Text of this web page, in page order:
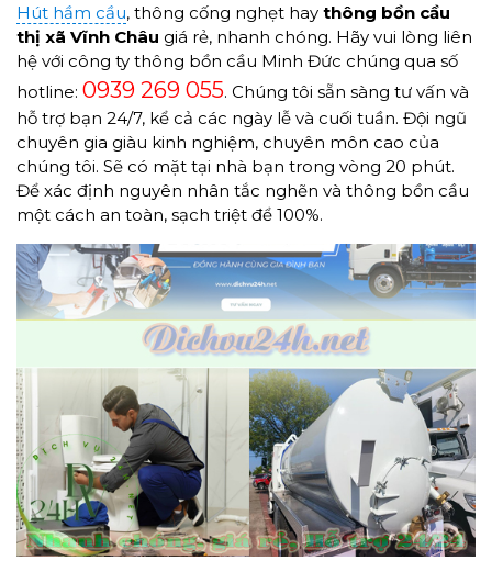
Hút hầm cầu, thông cống nghẹt hay thông bồn cầu
thị xã Vĩnh Châu giá rẻ, nhanh chóng. Hãy vui lòng liên
hệ với công ty thông bồn cầu Minh Đức chúng qua số
hotline: 0939 269 055. Chúng tôi sẵn sàng tư vấn và
hỗ trợ bạn 24/7, kể cả các ngày lễ và cuối tuần. Đội ngũ
chuyên gia giàu kinh nghiệm, chuyên môn cao của
chúng tôi. Sẽ có mặt tại nhà bạn trong vòng 20 phút.
Để xác định nguyên nhân tắc nghẽn và thông bồn cầu
một cách an toàn, sạch triệt để 100%.